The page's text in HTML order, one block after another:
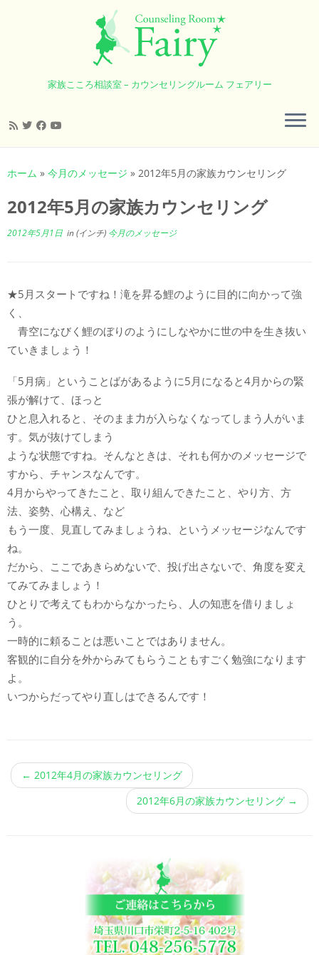
ン
ン
ツ
へ
プ
家族こころ相談室 – カウンセリングルーム フェアリー
ホーム » 今月のメッセージ » 2012年5月の家族カウンセリング
2012年5月の家族カウンセリング
2012年5月1日 in (インチ) 今月のメッセージ
★5月スタートですね！滝を昇る鯉のように目的に向かって強
く、
青空になびく鯉のぼりのようにしなやかに世の中を生き抜い
ていきましょう！
「5月病」ということばがあるように5月になると4月からの緊
張が解けて、ほっと
ひと息入れると、そのまま力が入らなくなってしまう人がいま
す。気が抜けてしまう
ような状態ですね。そんなときは、それも何かのメッセージで
すから、チャンスなんです。
4月からやってきたこと、取り組んできたこと、やり方、方
法、姿勢、心構え、など
もう一度、見直してみましょうね、というメッセージなんです
ね。
だから、ここであきらめないで、投げ出さないで、角度を変え
てみてみましょう！
ひとりで考えてもわからなかったら、人の知恵を借りましょ
う。
一時的に頼ることは悪いことではありません。
客観的に自分を外からみてもらうこともすごく勉強になります
よ。
いつからだってやり直しはできるんです！
← 2012年4月の家族カウンセリング
2012年6月の家族カウンセリング →